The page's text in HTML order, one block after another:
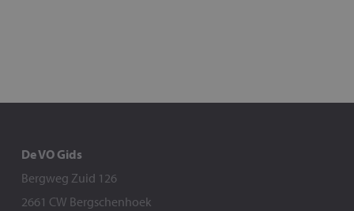
De VO Gids
Bergweg Zuid 126
2661 CW Bergschenhoek